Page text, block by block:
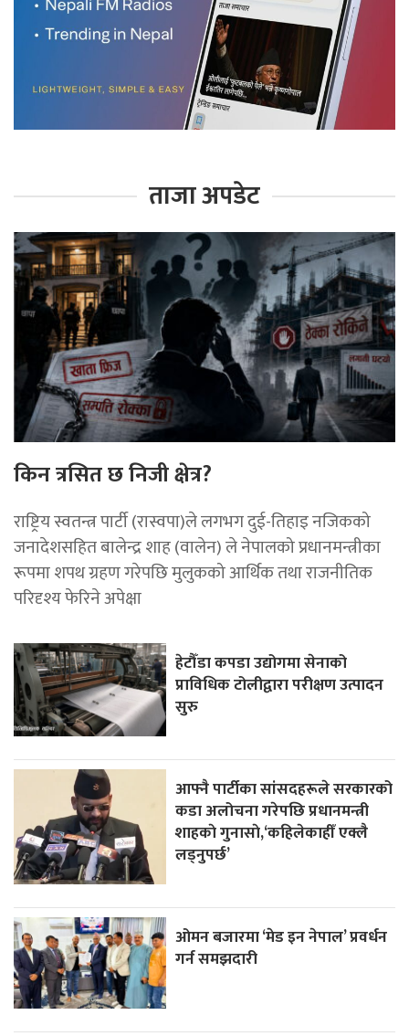
ताजा अपडेट
किन त्रसित छ निजी क्षेत्र?
राष्ट्रिय स्वतन्त्र पार्टी (रास्वपा)ले लगभग दुई-तिहाइ नजिकको
जनादेशसहित बालेन्द्र शाह (वालेन) ले नेपालको प्रधानमन्त्रीका
रूपमा शपथ ग्रहण गरेपछि मुलुकको आर्थिक तथा राजनीतिक
परिदृश्य फेरिने अपेक्षा
हेटौँडा कपडा उद्योगमा सेनाको
प्राविधिक टोलीद्वारा परीक्षण उत्पादन
सुरु
आफ्नै पार्टीका सांसदहरूले सरकारको
कडा अलोचना गरेपछि प्रधानमन्त्री
शाहकाे गुनासाे,‘कहिलेकाहीँ एक्लै
लड्नुपर्छ’
ओमन बजारमा ‘मेड इन नेपाल’ प्रवर्धन
गर्न समझदारी